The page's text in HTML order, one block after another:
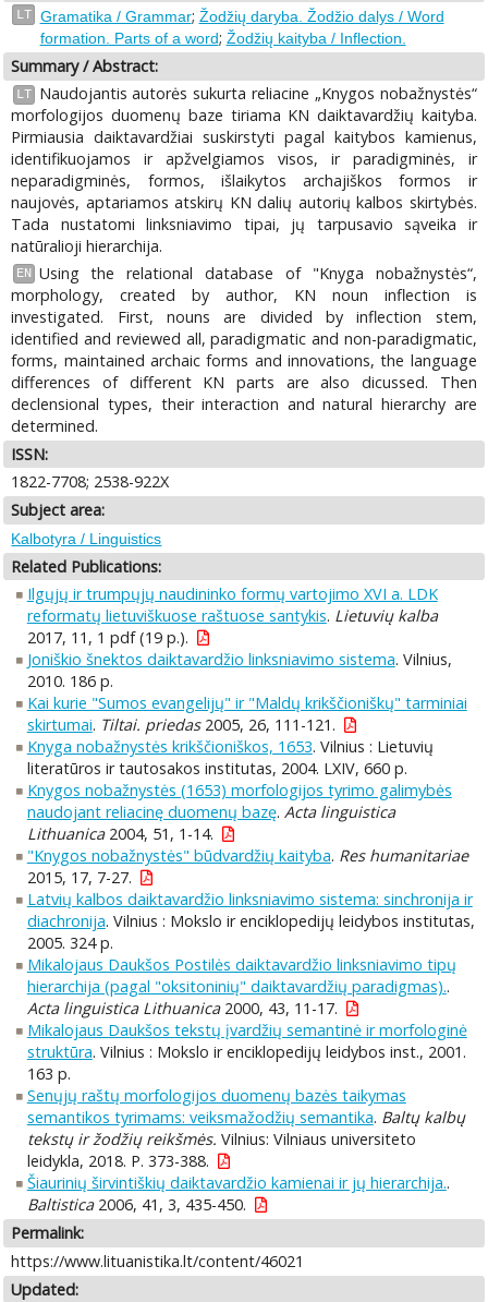
LT Gramatika / Grammar; Žodžių daryba. Žodžio dalys / Word
formation. Parts of a word; Žodžių kaityba / Inflection.
Summary / Abstract:
LT
Naudojantis autorės sukurta reliacine „Knygos nobažnystės“
morfologijos duomenų baze tiriama KN daiktavardžių kaityba.
Pirmiausia daiktavardžiai suskirstyti pagal kaitybos kamienus,
identifikuojamos ir apžvelgiamos visos, ir paradigminės, ir
neparadigminės, formos, išlaikytos archajiškos formos ir
naujovės, aptariamos atskirų KN dalių autorių kalbos skirtybės.
Tada nustatomi linksniavimo tipai, jų tarpusavio sąveika ir
natūralioji hierarchija.
EN
Using the relational database of "Knyga nobažnystės“,
morphology, created by author, KN noun inflection is
investigated. First, nouns are divided by inflection stem,
identified and reviewed all, paradigmatic and non-paradigmatic,
forms, maintained archaic forms and innovations, the language
differences of different KN parts are also dicussed. Then
declensional types, their interaction and natural hierarchy are
determined.
ISSN:
1822-7708; 2538-922X
Subject area:
Kalbotyra / Linguistics
Related Publications:
Ilgųjų ir trumpųjų naudininko formų vartojimo XVI a. LDK
reformatų lietuviškuose raštuose santykis. Lietuvių kalba
2017, 11, 1 pdf (19 p.).
Joniškio šnektos daiktavardžio linksniavimo sistema. Vilnius,
2010. 186 p.
Kai kurie "Sumos evangelijų" ir "Maldų krikščioniškų" tarminiai
skirtumai. Tiltai. priedas2005, 26, 111-121.
Knyga nobažnystės krikščioniškos, 1653. Vilnius : Lietuvių
literatūros ir tautosakos institutas, 2004. LXIV, 660 p.
Knygos nobažnystės (1653) morfologijos tyrimo galimybės
naudojant reliacinę duomenų bazę. Acta linguistica
Lithuanica2004, 51, 1-14.
"Knygos nobažnystės" būdvardžių kaityba. Res humanitariae
2015, 17, 7-27.
Latvių kalbos daiktavardžio linksniavimo sistema: sinchronija ir
diachronija. Vilnius : Mokslo ir enciklopedijų leidybos institutas,
2005. 324 p.
Mikalojaus Daukšos Postilės daiktavardžio linksniavimo tipų
hierarchija (pagal "oksitoninių" daiktavardžių paradigmas)..
Acta linguistica Lithuanica2000, 43, 11-17.
Mikalojaus Daukšos tekstų įvardžių semantinė ir morfologinė
struktūra. Vilnius : Mokslo ir enciklopedijų leidybos inst., 2001.
163 p.
Senųjų raštų morfologijos duomenų bazės taikymas
semantikos tyrimams: veiksmažodžių semantika. Baltų kalbų
tekstų ir žodžių reikšmės. Vilnius: Vilniaus universiteto
leidykla, 2018. P. 373-388.
Šiaurinių širvintiškių daiktavardžio kamienai ir jų hierarchija..
Baltistica2006, 41, 3, 435-450.
Permalink:
https://www.lituanistika.lt/content/46021
Updated: